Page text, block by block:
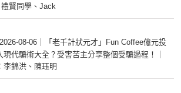
禮賢同學、Jack
08-06｜「老千計狀元才」Fun Coffee億元投
代騙術大全？受害苦主分享整個受騙過程！｜
李錦洪、陳珏明